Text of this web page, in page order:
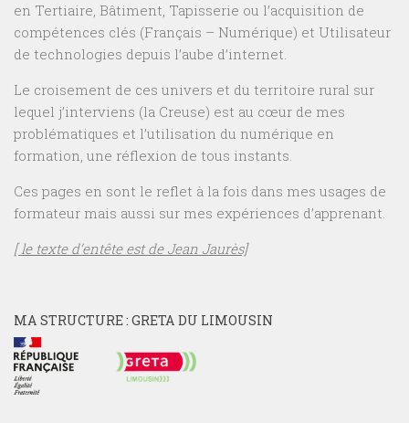
en Tertiaire, Bâtiment, Tapisserie ou l’acquisition de
compétences clés (Français – Numérique) et Utilisateur
de technologies depuis l’aube d’internet.
Le croisement de ces univers et du territoire rural sur
lequel j’interviens (la Creuse) est au cœur de mes
problématiques et l’utilisation du numérique en
formation, une réflexion de tous instants.
Ces pages en sont le reflet à la fois dans mes usages de
formateur mais aussi sur mes expériences d’apprenant.
[ le texte d’entête est de Jean Jaurès]
MA STRUCTURE : GRETA DU LIMOUSIN